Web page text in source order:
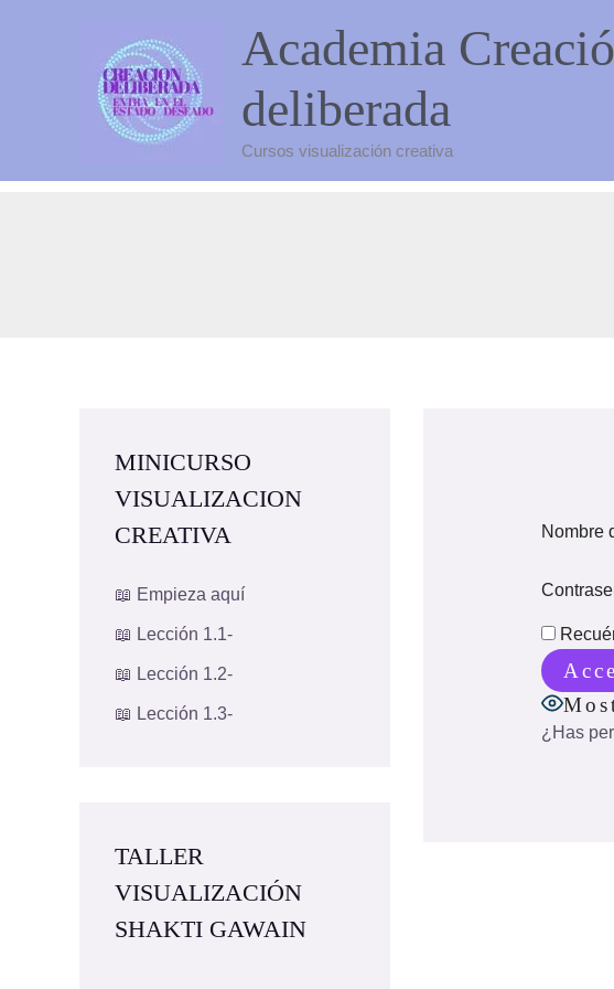
Academia
deliberada
Cursos visualización creativa
MINICURSO
VISUALIZACION
CREATIVA
📖 Empieza aquí
📖 Lección 1.1-
📖 Lección 1.2-
📖 Lección 1.3-
TALLER
VISUALIZACIÓN
SHAKTI GAWAIN
Nombre
¿Has